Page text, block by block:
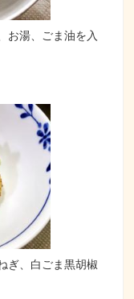
お湯、ごま油を入
ぎ、白ごま黒胡椒